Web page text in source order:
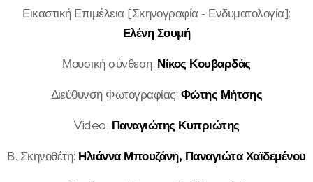
Εικαστική Επιμέλεια [Σκηνογραφία - Ενδυματολογία]:
Ελένη Σουμή
Μουσική σύνθεση: Νίκος Κουβαρδάς
Διεύθυνση Φωτογραφίας: Φώτης Μήτσης
Video: Παναγιώτης Κυπριώτης
Β. Σκηνοθέτη: Ηλιάννα Μπουζάνη, Παναγιώτα Χαϊδεμένου